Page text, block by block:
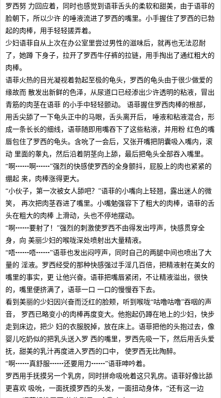
罗西努 力回应着，同时也感觉到语菲舌头的柔软和甜美，由于语菲的
脸朝下，所以少许 的唾液流进了罗西的嘴里。小手握住了罗西的已勃
起的肉棒，用手轻轻搓弄着。
少妇语菲自从上次在办公室里尝过男性的滋味后，就再也无法忍耐
了，她蹲 下身子，拉开了罗西牛仔裤的拉链，用手掏出了通红粗大的
肉棒。
语菲火热的目光凝视着勃起至极的龟头，罗西的龟头由于很少做爱的
缘故而 散发出新鲜的色泽，从尿道口已经渗出少许透明的粘液，冒出
青筋的肉茎在语菲 的小手中轻轻颤动。 语菲握住罗西肉棒的根部，
用舌尖舔了一下龟头正中的马眼，舌头离开后， 唾液和粘液混合，形
成一条长长的细线，语菲随即用嘴吞下了这些粘液，并用粉 红色的嘴
唇包住了罗西的龟头。含吮了一会后，又张开嘴把阴囊吸入嘴内，滚
动 里面的睾丸，然后沿着阴茎向上舔，最后把龟头全部吞入嘴里。
“啊┅┅啊┅┅”强烈的快感使罗西的全身颤抖，屁股上的肉也紧紧的
绷起 来，肉棒涨得更大。
“小伙子，第一次被女人舔吧？”语菲的小嘴向上轻翘，露出迷人的微
笑， 再次把肉茎吞进了嘴里。小嘴勉强容下了粗大的肉棒，语菲的舌
头在粗大的肉棒 上滑动，头也不停地摆动。
“啊┅┅要射了！”强烈的刺激使罗西不由得发出哼声，快感贯穿全
身，向 美丽少妇的喉咙深处喷射出大量精液。
“唔┅┅唔┅┅”语菲也发出闷哼声，同时自己的两腿中间也喷出了大
量的 淫液。罗西经受的那种快感强过手淫几百倍，把精液射在美女的
嘴里的事实，更 让他兴奋。语菲把嘴唇紧闭，不让精液溢出，很快
的，嘴里便挤满了，语菲一口 一口的慢慢吞下去。
看到美丽的少妇因兴奋而泛红的脸颊，听到喉咙“咕噜咕噜”吞咽的声
音， 罗西已略变小的肉棒再度变大。他抱起仍蹲在地上的少妇，快步
走到床边，把少 妇的衣服脱掉，放在床上。语菲把他的头抱过去，像
婴儿吃奶似的把乳头送入罗 西的嘴里，罗西先吸一下，然后用舌头爱
抚，甜美的乳汁再度进入罗西的口中， 使罗西无比陶醉。
“啊┅┅真舒服┅┅还要用力┅┅”语菲呻吟着。
罗西用手抚摸另一个乳房，同时拼命吸吮着这只乳房。语菲好像比舔
更喜欢 吸吮，一面抚摸罗西的头发，一面扭动身体，“还有这一边